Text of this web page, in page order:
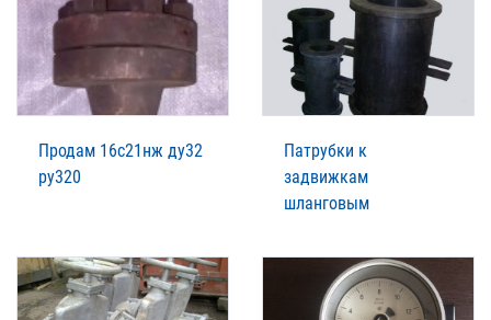
Продам 16с21нж ду32
ру320
Патрубки к
задвижкам
шланговым